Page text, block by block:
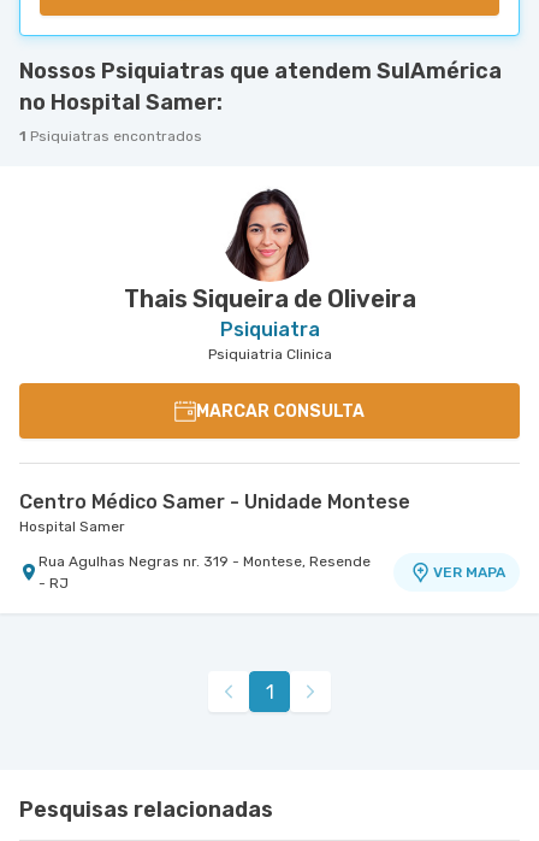
Nossos Psiquiatras que atendem SulAmérica
no Hospital Samer:
1 Psiquiatras encontrados
Thais Siqueira de Oliveira
Psiquiatra
Psiquiatria Clinica
MARCAR CONSULTA
Centro Médico Samer - Unidade Montese
Hospital Samer
Rua Agulhas Negras nr. 319 - Montese, Resende
- RJ
VER MAPA
1
Pesquisas relacionadas